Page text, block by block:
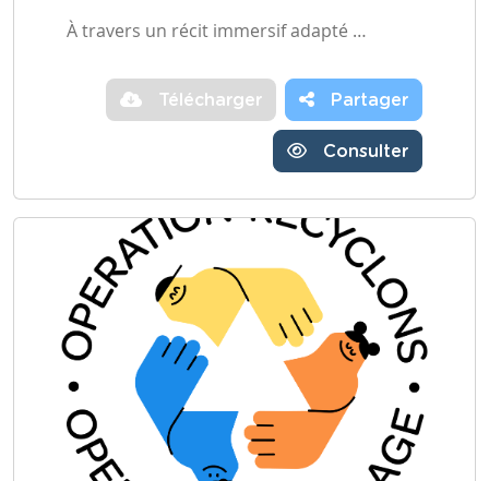
À travers un récit immersif adapté …
Télécharger Partager
Consulter